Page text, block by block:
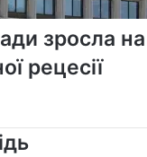
зросла
рецесії